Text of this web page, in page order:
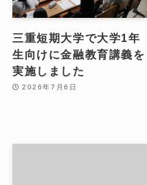
三重短期大学で大学1年
生向けに金融教育講義を
実施しました
2026年7月6日